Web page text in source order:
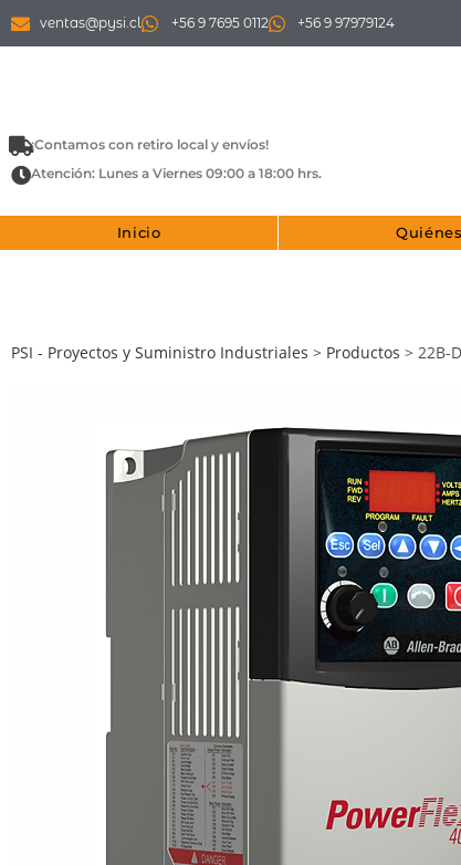
ventas@pysi.cl +56 9 7695 0112 +56 9 97979124
¡Contamos con retiro local y envíos!
Atención: Lunes a Viernes 09:00 a 18:00 hrs.
Inicio
PSI - Proyectos y Suministro Industriales > Productos > 22B-